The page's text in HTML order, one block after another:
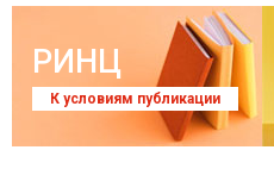
РИНЦ
К условиям публикации